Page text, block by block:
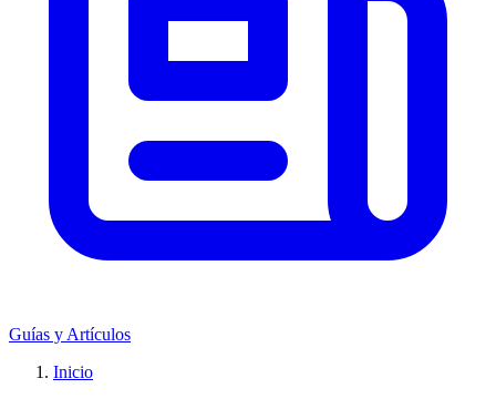
Guías y Artículos
Inicio